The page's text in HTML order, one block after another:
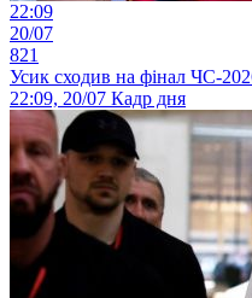
22:09
20/07
821
Усик сходив на фінал ЧС-
22:09, 20/07 Кадр дня